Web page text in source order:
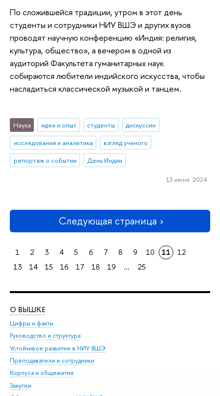
По сложившейся традиции, утром в этот день
студенты и сотрудники НИУ ВШЭ и других вузов
проводят научную конференцию «Индия: религия,
культура, общество», а вечером в одной из
аудиторий Факультета гуманитарных наук
собираются любители индийского искусства, чтобы
насладиться классической музыкой и танцем.
Наука идеи и опыт студенты
дискуссии
исследования и аналитика
взгляд ученого
репортаж о событии
День Индии
13 июня 2024
Следующая страница
1 2 3 4 5 6 7 8 9 10 11
12
13
14 15 16 17 18 19 ... 25
О ВЫШКЕ
Цифры и факты
Руководство и структура
Устойчивое развитие в НИУ ВШЭ
Преподаватели и сотрудники
Корпуса и общежития
Закупки